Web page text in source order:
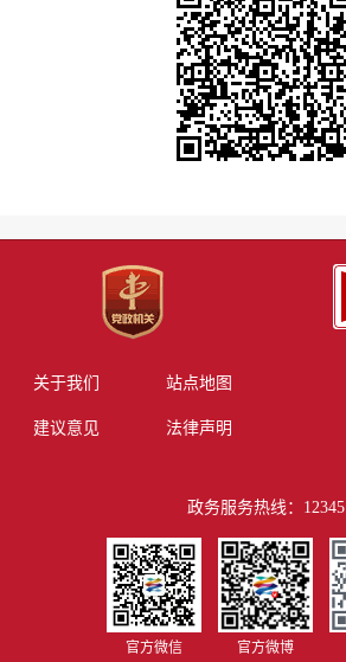
关于我们 站点地图
建议意见 法律声明
政务服务热线：12345
官方微信 官方微博